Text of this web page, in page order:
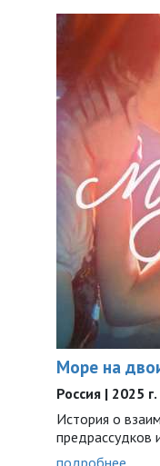
Море на
Россия | 2025
История о
подробнее